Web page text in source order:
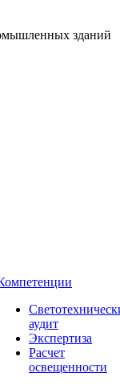
зданий
аудит
Экспертиза
Расчет
освещенности